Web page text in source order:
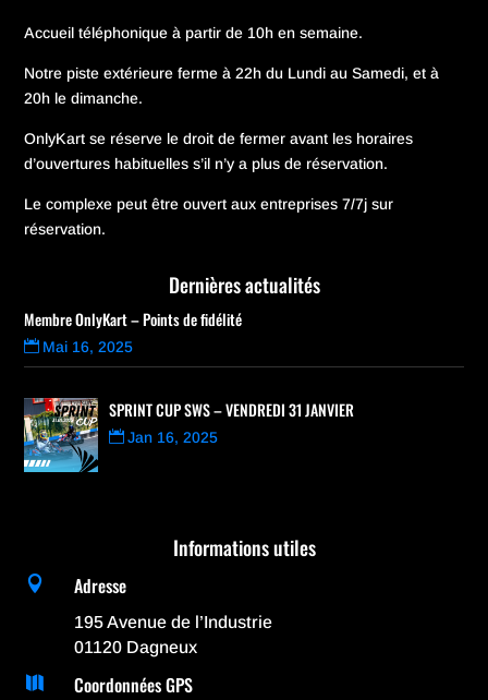
Accueil téléphonique à partir de 10h en semaine.
Notre piste extérieure ferme à 22h du Lundi au Samedi, et à
20h le dimanche.
OnlyKart se réserve le droit de fermer avant les horaires
d’ouvertures habituelles s’il n’y a plus de réservation.
Le complexe peut être ouvert aux entreprises 7/7j sur
réservation.
Dernières actualités
Membre OnlyKart – Points de fidélité
Mai 16, 2025
SPRINT CUP SWS – VENDREDI 31 JANVIER
Jan 16, 2025
Informations utiles
 Adresse
195 Avenue de l’Industrie
01120 Dagneux
 Coordonnées GPS